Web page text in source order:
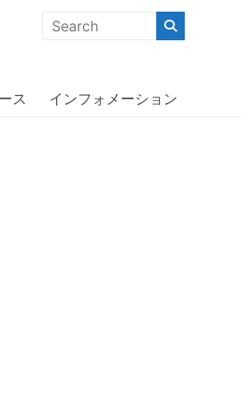
「コストパフォーマンスの高い商
ス インフォメーション